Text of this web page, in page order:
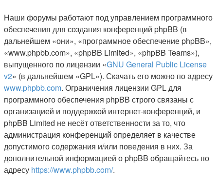
Наши форумы работают под управлением программного
обеспечения для создания конференций phpBB (в
дальнейшем «они», «программное обеспечение phpBB»,
«www.phpbb.com», «phpBB Limited», «phpBB Teams»),
выпущенного по лицензии «GNU General Public License
v2» (в дальнейшем «GPL»). Скачать его можно по адресу
www.phpbb.com. Ограничения лицензии GPL для
программного обеспечения phpBB строго связаны с
организацией и поддержкой интернет-конференций, и
phpBB Limited не несёт ответственности за то, что
администрация конференций определяет в качестве
допустимого содержания и/или поведения в них. За
дополнительной информацией о phpBB обращайтесь по
адресу https://www.phpbb.com/.